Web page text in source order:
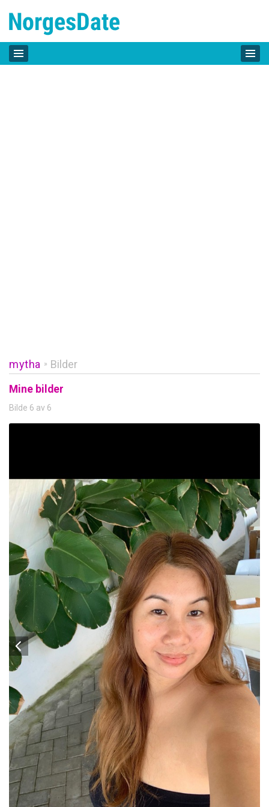
mytha » Bilder
Mine bilder
Bilde 6 av 6